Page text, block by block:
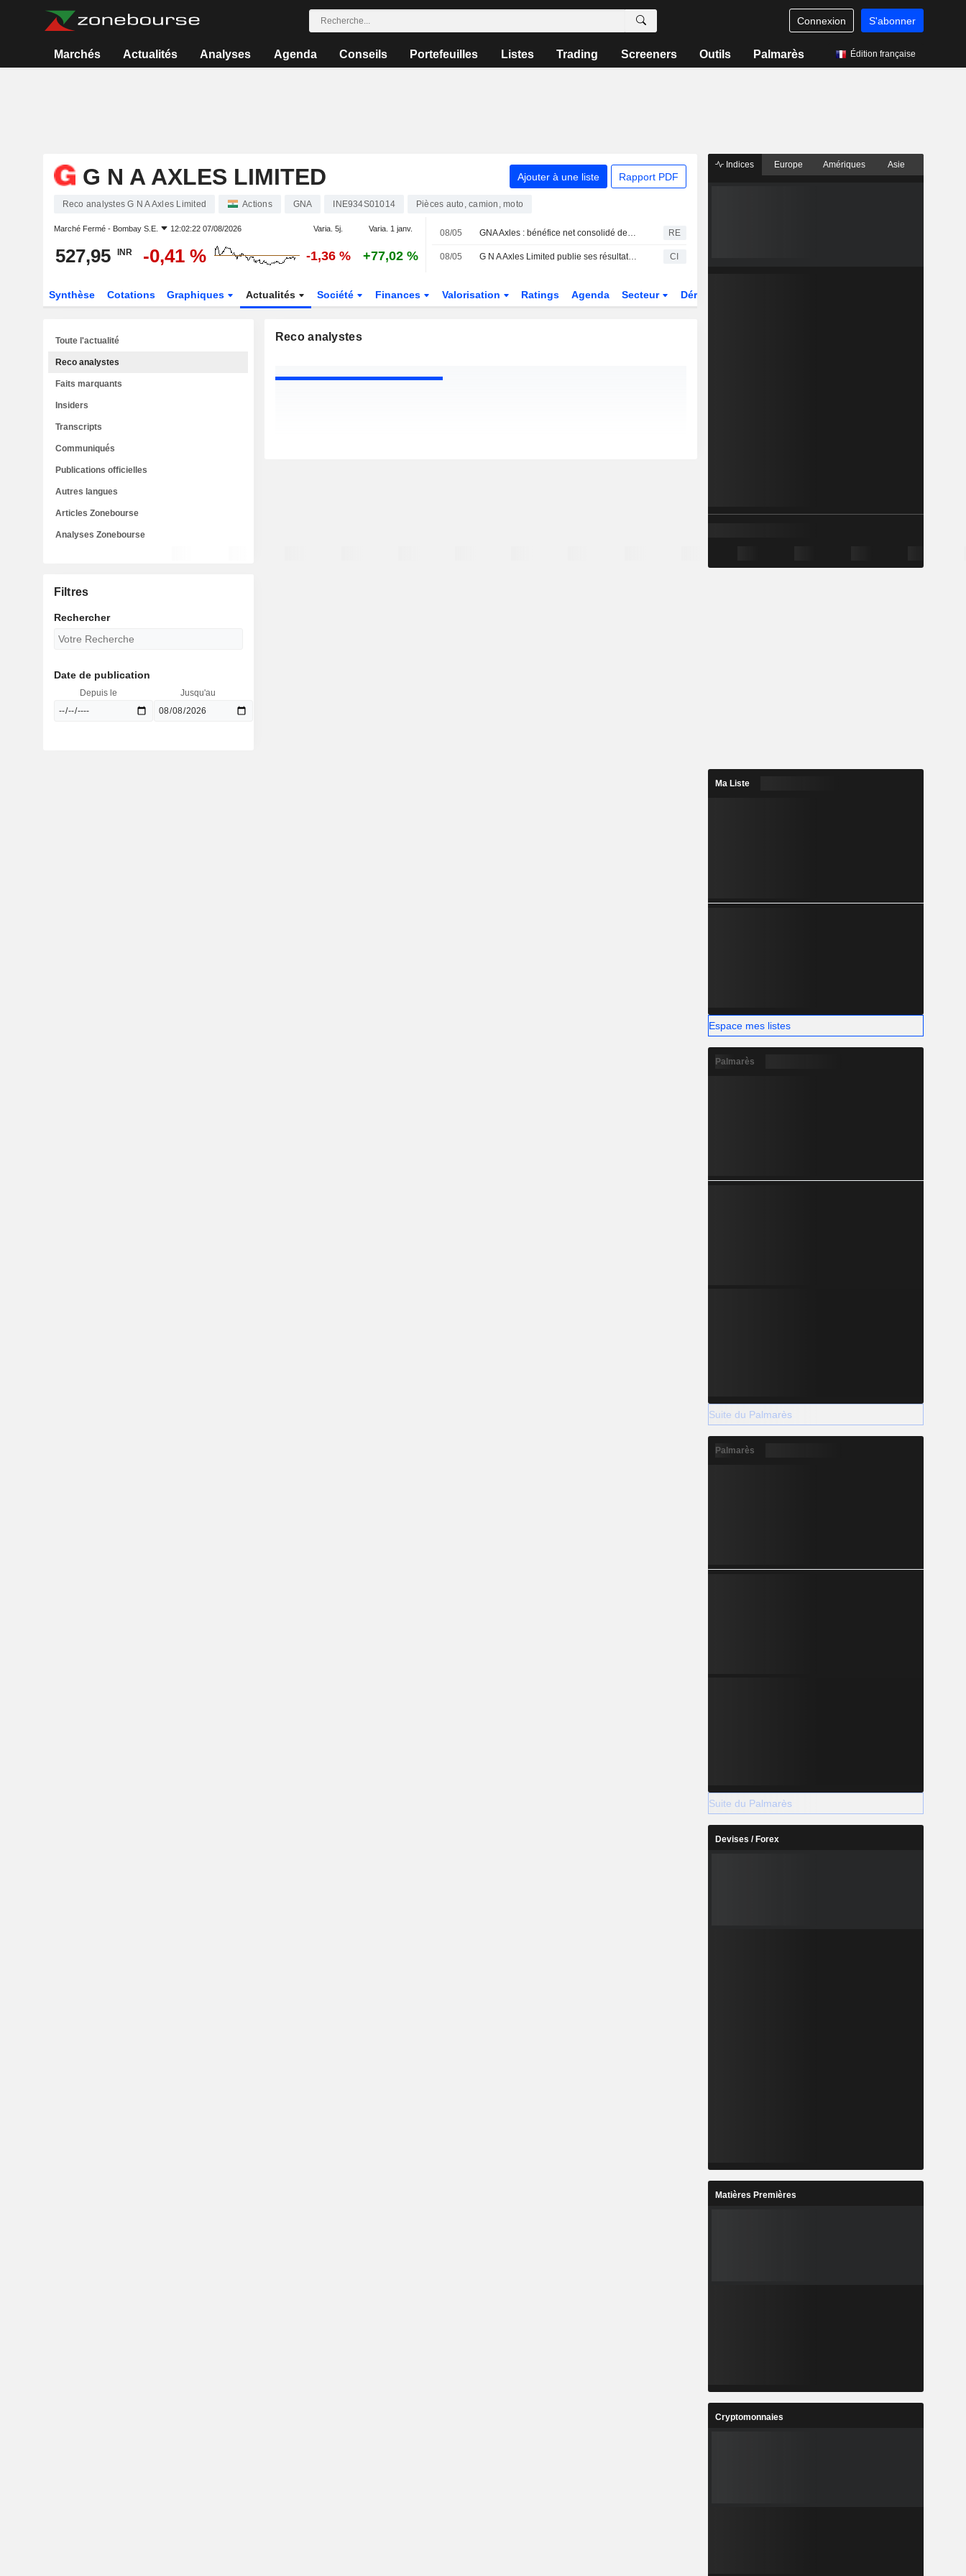
Connexion S'abonner
Marchés Actualités Analyses Agenda Conseils Portefeuilles Listes Trading Screeners Outils Palmarès Édition française
G N A AXLES LIMITED Ajouter à une liste Rapport PDF
Reco analystes G N A Axles Limited Actions GNA INE934S01014 Pièces auto, camion, moto
Marché Fermé - Bombay S.E. 12:02:22 07/08/2026 Varia. 5j. Varia. 1 janv.
527,95 INR -0,41 % -1,36 % +77,02 %
08/05 GNA Axles : bénéfice net consolidé de 308,2 millions de roupies au quatrième trimestre RE
08/05 G N A Axles Limited publie ses résultats pour le quatrième trimestre et l'exercice clos le 31 mars 2026 CI
Synthèse Cotations Graphiques Actualités Société Finances Valorisation Ratings Agenda Secteur Dérivés
Reco analystes
Toute l'actualité
Reco analystes
Faits marquants
Insiders
Transcripts
Communiqués
Publications officielles
Autres langues
Articles Zonebourse
Analyses Zonebourse
Filtres
Rechercher
Date de publication
Depuis le Jusqu'au
Indices Europe Amériques Asie
Ma Liste
Espace mes listes
Palmarès
Suite du Palmarès
Palmarès
Suite du Palmarès
Devises / Forex
Matières Premières
Cryptomonnaies